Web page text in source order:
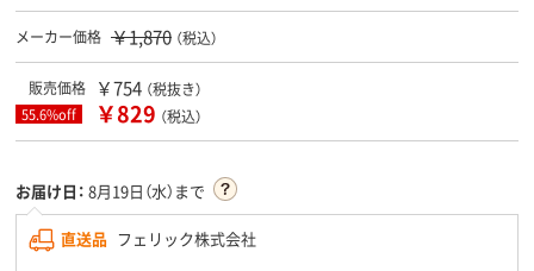
メーカー価格 ￥1,870 （税込）
販売価格 ￥754 （税抜き）
55.6%off ￥829 （税込）
お届け日： 8月19日（水）まで
直送品 フェリック株式会社